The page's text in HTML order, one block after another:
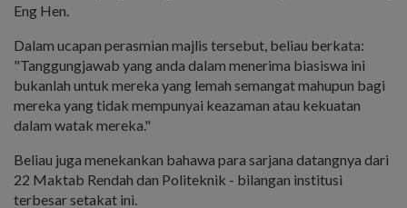
Eng Hen.
Dalam ucapan perasmian majlis tersebut, beliau berkata:
"Tanggungjawab yang anda dalam menerima biasiswa ini
bukanlah untuk mereka yang lemah semangat mahupun bagi
mereka yang tidak mempunyai keazaman atau kekuatan
dalam watak mereka."
Beliau juga menekankan bahawa para sarjana datangnya dari
22 Maktab Rendah dan Politeknik - bilangan institusi
terbesar setakat ini.